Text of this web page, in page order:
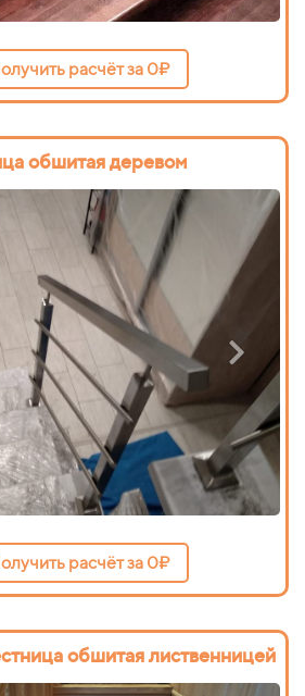
расчёт за 0₽
обшитая деревом
расчёт за 0₽
обшитая лиственницей